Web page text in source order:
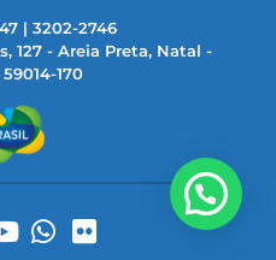
| 3202-2746
127 - Areia Preta, Natal -
59014-170